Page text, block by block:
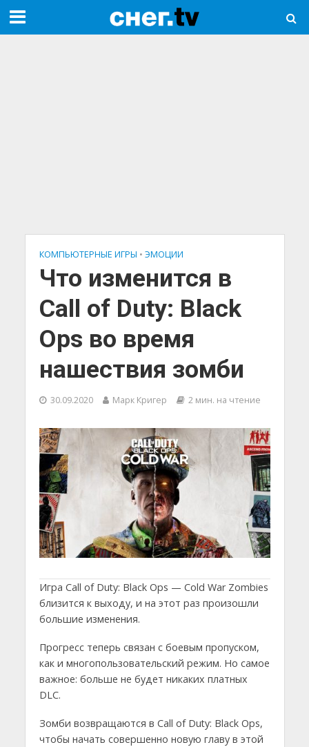
КОМПЬЮТЕРНЫЕ ИГРЫ • ЭМОЦИИ
Что изменится в
Call of Duty: Black
Ops во время
нашествия зомби
30.09.2020 Марк Кригер 2 мин. на чтение
Игра Call of Duty: Black Ops — Cold War Zombies
близится к выходу, и на этот раз произошли
большие изменения.
Прогресс теперь связан с боевым пропуском,
как и многопользовательский режим. Но самое
важное: больше не будет никаких платных
DLC.
Зомби возвращаются в Call of Duty: Black Ops,
чтобы начать совершенно новую главу в этой